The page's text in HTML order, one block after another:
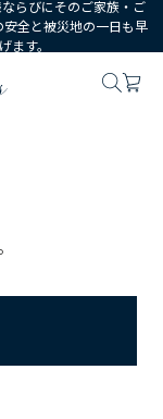
らびにそのご家族・ご
全と被災地の一日も早
ます。